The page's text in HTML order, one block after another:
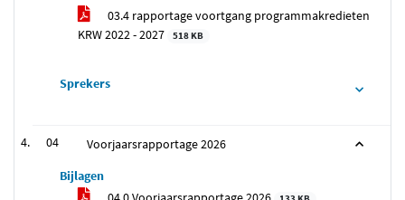
03.4 rapportage voortgang programmakredieten
KRW 2022 - 2027
518 KB
Sprekers
04
Voorjaarsrapportage 2026
Bijlagen